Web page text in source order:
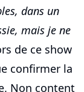
dans un
mais je ne
de ce show
confirmer la
Non content